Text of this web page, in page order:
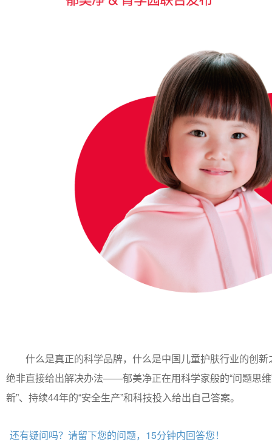
什么是真正的科学品牌，什么是中国儿童护肤行业的创
绝非直接给出解决办法——郁美净正在用科学家般的“问题思维
新”、持续44年的“安全生产”和科技投入给出自己答案。
还有疑问吗？请留下您的问题，15分钟内回答您！